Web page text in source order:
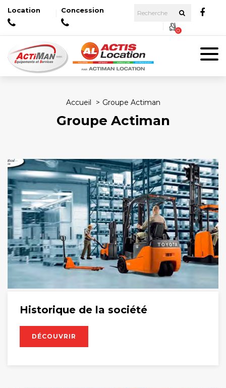
Location Concession
0
Accueil Groupe Actiman
Groupe Actiman
Historique de la société
DÉCOUVRIR